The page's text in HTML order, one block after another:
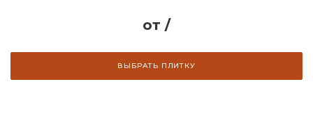
от /
ВЫБРАТЬ ПЛИТКУ